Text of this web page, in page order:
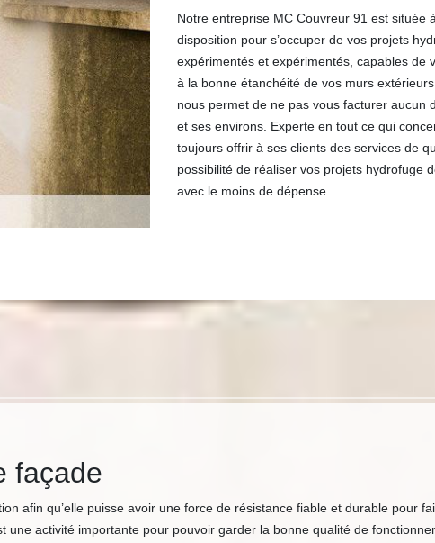
Notre entreprise MC Couvreur 91 est située
disposition pour s’occuper de vos projets
expérimentés et expérimentés, capables de
à la bonne étanchéité de vos murs
nous permet de ne pas vous facturer aucun
et ses environs. Experte en tout ce qui
toujours offrir à ses clients des services de
possibilité de réaliser vos projets hydrofuge
avec le moins de dépense.
façade
afin qu’elle puisse avoir une force de résistance fiable et durable pour
une activité importante pour pouvoir garder la bonne qualité de